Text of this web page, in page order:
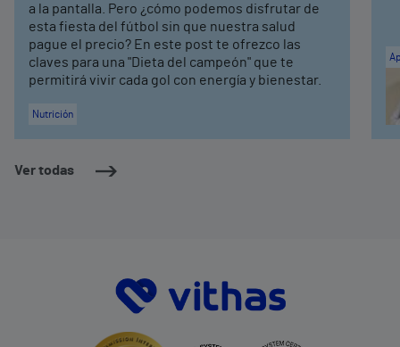
Ver todas
a la pantalla. Pero ¿cómo podemos disfrutar de
esta fiesta del fútbol sin que nuestra salud
pague el precio? En este post te ofrezco las
claves para una "Dieta del campeón" que te
permitirá vivir cada gol con energía y bienestar.
Nutrición